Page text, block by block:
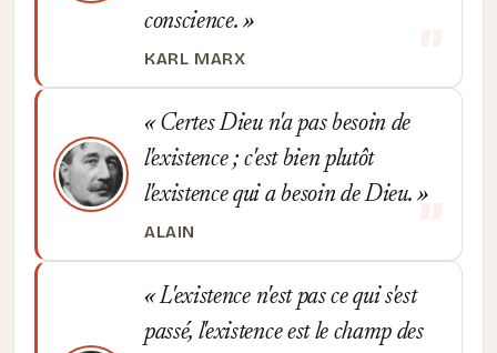
conscience.
KARL MARX
Certes Dieu n'a pas besoin de
l'existence ; c'est bien plutôt
l'existence qui a besoin de Dieu.
ALAIN
L'existence n'est pas ce qui s'est
passé, l'existence est le champ des